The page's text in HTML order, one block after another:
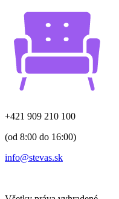
+421 909 210 100
(od 8:00 do 16:00)
info@stevas.sk